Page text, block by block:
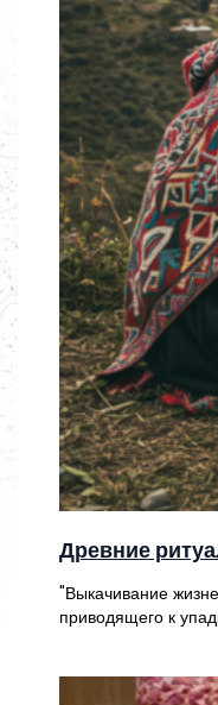
Древние
"Выкачивание
приводящего к